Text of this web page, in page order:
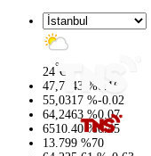
24°C
47,7143 %0.16
55,0317 %-0.02
64,2463 %0.07
6510.40 %0.45
13.799 %70